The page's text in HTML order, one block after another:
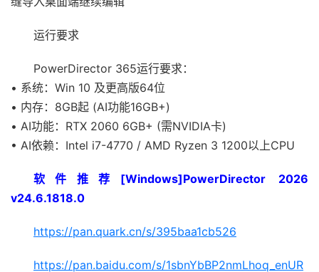
运行要求
PowerDirector 365运行要求：
• 系统：Win 10 及更高版64位
• 内存：8GB起 (AI功能16GB+)
• AI功能：RTX 2060 6GB+ (需NVIDIA卡)
• AI依赖：Intel i7-4770 / AMD Ryzen 3 1200以上CPU
软件推荐[Windows]PowerDirector 2026
v24.6.1818.0
https://pan.quark.cn/s/395baa1cb526
https://pan.baidu.com/s/1sbnYbBP2nmLhoq_enUR